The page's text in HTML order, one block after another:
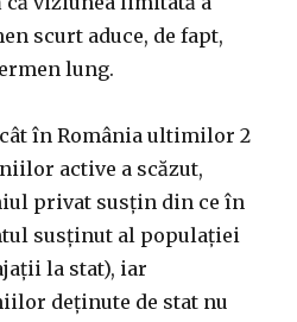
scurt aduce, de fapt,
lung.
în România ultimilor 2
active a scăzut,
privat susțin din ce în
susținut al populației
la stat), iar
deținute de stat nu